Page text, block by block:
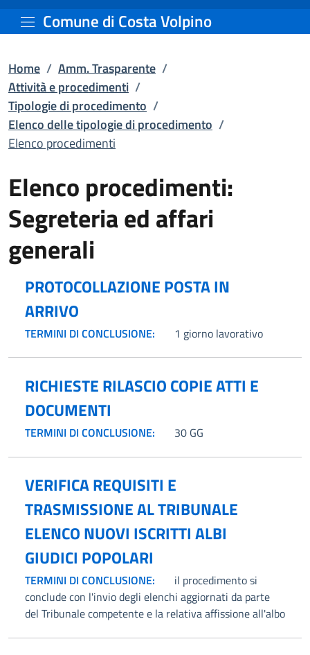
Vai al contenuto principale
Elenco procedimenti |
Comune di Costa Volpino
Home / Amm. Trasparente /
Attività e procedimenti /
Tipologie di procedimento /
Elenco delle tipologie di procedimento /
Elenco procedimenti
Elenco procedimenti:
Segreteria ed affari
generali
PROTOCOLLAZIONE POSTA IN
ARRIVO
TERMINI DI CONCLUSIONE: 1 giorno lavorativo
RICHIESTE RILASCIO COPIE ATTI E
DOCUMENTI
TERMINI DI CONCLUSIONE: 30 GG
VERIFICA REQUISITI E
TRASMISSIONE AL TRIBUNALE
ELENCO NUOVI ISCRITTI ALBI
GIUDICI POPOLARI
TERMINI DI CONCLUSIONE:
il procedimento si
conclude con l'invio degli elenchi aggiornati da parte
del Tribunale competente e la relativa affissione all'albo